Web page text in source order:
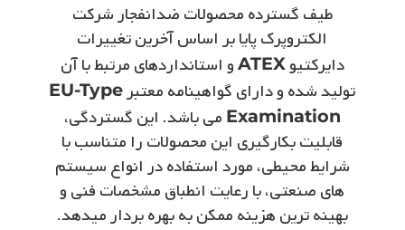
طیف گسترده محصولات ضدانفجار شرکت
الکتروپرک­ پایا بر اساس آخرین تغییرات
دایرکتیوATEX و استانداردهای مرتبط با آن
تولید شده و دارای گواهینامه معتبرEU-Type
Examination می ­باشد. این گستردگی،
قابلیت بکارگیری این محصولات را متناسب با
شرایط محیطی، مورد استفاده در انواع سیستم
­های صنعتی، با رعایت انطباق مشخصات فنی و
بهینه ­ترین هزینه ممکن به بهره­ بردار میدهد.